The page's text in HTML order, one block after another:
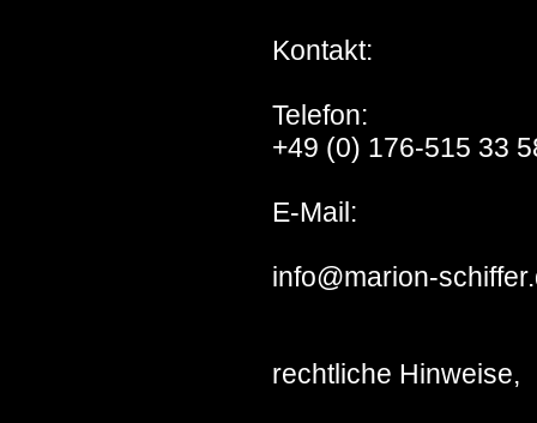
Kontakt:
Telefon:
+49 (0) 176-515 33
E-Mail:
info@marion-
rechtliche Hinweise,